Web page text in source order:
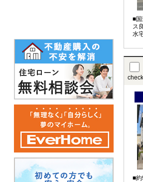
■
ス
水
check
■約